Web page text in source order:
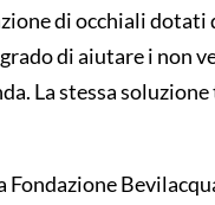
di occhiali dotati
di aiutare i non
La stessa
Fondazione